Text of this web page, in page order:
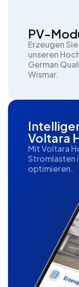
PV-
Erzeugen
unseren
German
Wismar.
Voltara
Mit Voltara
Stromlasten
optimieren.